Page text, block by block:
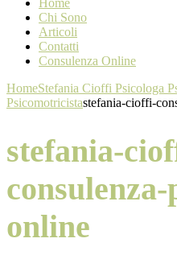
Home
Chi Sono
Articoli
Contatti
Consulenza Online
HomeStefania Cioffi Psicologa
Psicomotricistastefania-cioffi-
stefania-
online